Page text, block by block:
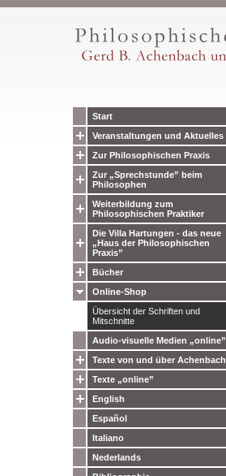
Start
Veranstaltungen und Aktuelles
Zur Philosophischen Praxis
Zur „Sprechstunde” beim
Philosophen
Weiterbildung zum
Philosophischen Praktiker
Die Villa Hartungen - das neue
„Haus der Philosophischen
Praxis”
Bücher
Online-Shop
Übersicht der Schriften und
Mitschnitte
Audio-visuelle Medien „online”
Texte von und über Achenbach
Texte „online”
English
Español
Italiano
Nederlands